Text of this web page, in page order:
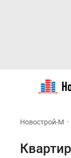
Новостройки
Новостройки
Новострой-М •